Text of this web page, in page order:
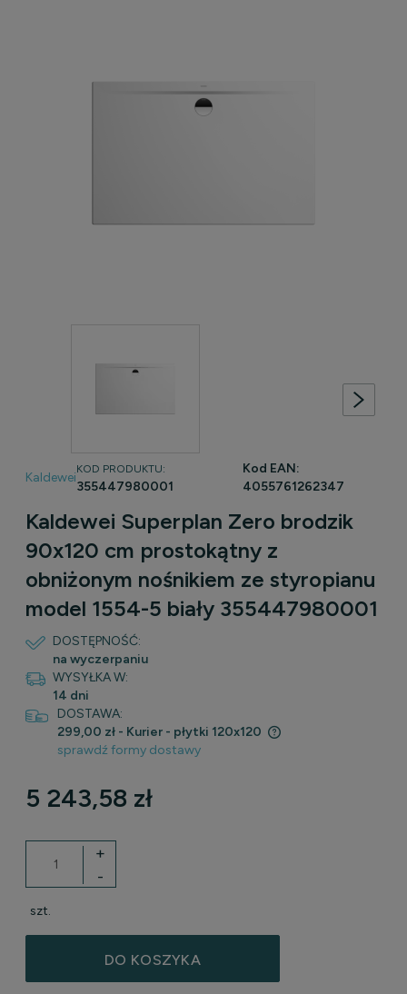
Kaldewei
KOD PRODUKTU:
355447980001
Kod EAN:
4055761262347
Kaldewei Superplan Zero brodzik
90x120 cm prostokątny z
obniżonym nośnikiem ze styropianu
model 1554-5 biały 355447980001
DOSTĘPNOŚĆ:
na wyczerpaniu
WYSYŁKA W:
14 dni
DOSTAWA:
299,00 zł - Kurier - płytki 120x120
Cena nie zawiera ewentualnych kosztów płatności
sprawdź formy dostawy
5 243,58 zł
-
+
szt.
DO KOSZYKA